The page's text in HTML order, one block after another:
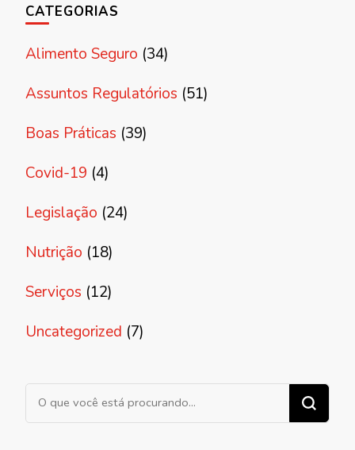
CATEGORIAS
Alimento Seguro (34)
Assuntos Regulatórios (51)
Boas Práticas (39)
Covid-19 (4)
Legislação (24)
Nutrição (18)
Serviços (12)
Uncategorized (7)
Procurando algo?